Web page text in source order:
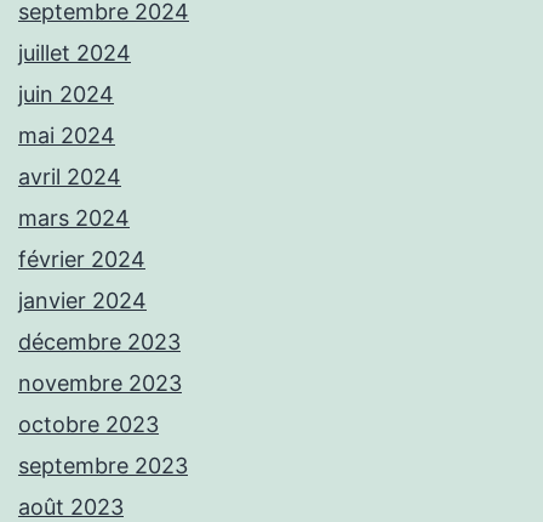
septembre 2024
juillet 2024
juin 2024
mai 2024
avril 2024
mars 2024
février 2024
janvier 2024
décembre 2023
novembre 2023
octobre 2023
septembre 2023
août 2023